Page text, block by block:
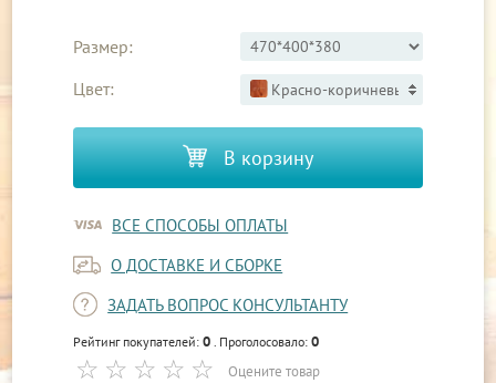
Размер:
Цвет:
Красно-коричневый 2
В корзину
ВСЕ СПОСОБЫ ОПЛАТЫ
О ДОСТАВКЕ И СБОРКЕ
ЗАДАТЬ ВОПРОС КОНСУЛЬТАНТУ
Рейтинг покупателей:0 . Проголосовало:0
Оцените товар